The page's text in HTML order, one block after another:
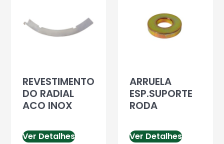
REVESTIMENTO
DO RADIAL
ACO INOX
Ver Detalhes
ARRUELA
ESP.SUPORTE
RODA
Ver Detalhes